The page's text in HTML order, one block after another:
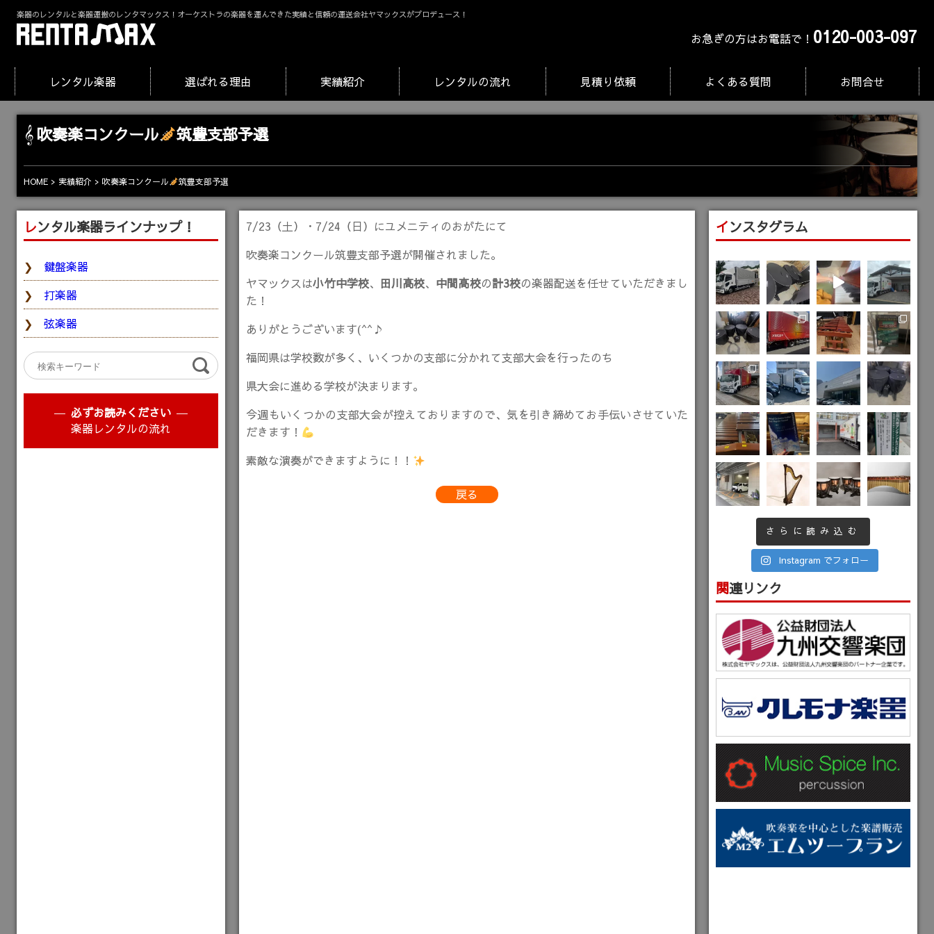
楽器のレンタルと楽器運搬のレンタマックス！オーケストラの楽器を運んできた実績と信頼の運送会社ヤマックスがプロデュース！
お急ぎの方はお電話で！ 0120-003-097
レンタル楽器 選ばれる理由 実績紹介 レンタルの流れ 見積り依頼 よくある質問 お問合せ
吹奏楽コンクール 筑豊支部予選
HOME 実績紹介 吹奏楽コンクール 筑豊支部予選
7/23（土）・7/24（日）にユメニティのおがたにて
吹奏楽コンクール筑豊支部予選が開催されました。
ヤマックスは小竹中学校、 田川高校、 中間高校の計3校の楽器配送を任せていただきまし
た！
ありがとうございます(^^♪
福岡県は学校数が多く、いくつかの支部に分かれて支部大会を行ったのち
県大会に進める学校が決まります。
今週もいくつかの支部大会が控えておりますので、気を引き締めてお手伝いさせていた
だきます！
素敵な演奏ができますように！！
戻る
レンタル楽器ラインナップ！
鍵盤楽器
打楽器
弦楽器
必ずお読みください
楽器レンタルの流れ
インスタグラム
さらに読み込む
Instagram でフォロー
関連リンク